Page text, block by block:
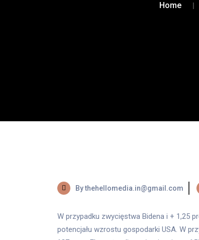
Home
By thehellomedia.in@gmail.com
W przypadku zwycięstwa Bidena i + 1,25
potencjału wzrostu gospodarki USA. W